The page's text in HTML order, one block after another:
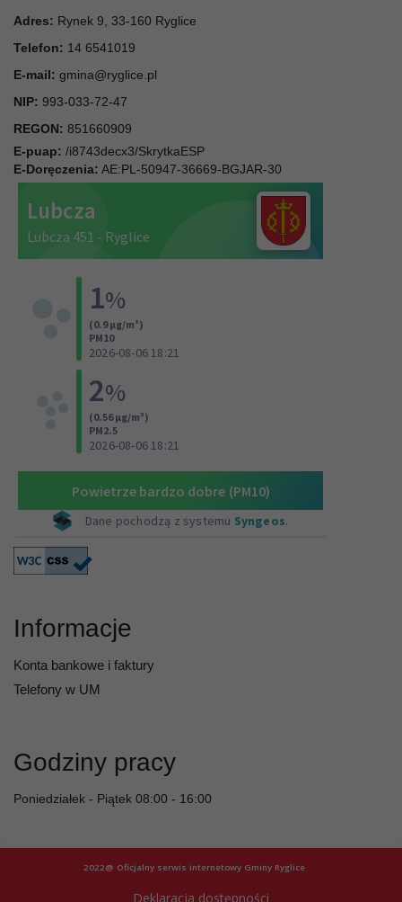
Adres: Rynek 9, 33-160 Ryglice
Telefon: 14 6541019
E-mail: gmina@ryglice.pl
NIP: 993-033-72-47
REGON: 851660909
E-puap: /i8743decx3/SkrytkaESP
E-Doręczenia: AE:PL-50947-36669-BGJAR-30
Informacje
Konta bankowe i faktury
Telefony w UM
Godziny pracy
Poniedziałek - Piątek 08:00 - 16:00
2022@ Oficjalny serwis internetowy Gminy Ryglice
Deklaracja dostępności